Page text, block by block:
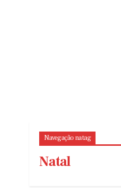
Navegação na tag
Natal